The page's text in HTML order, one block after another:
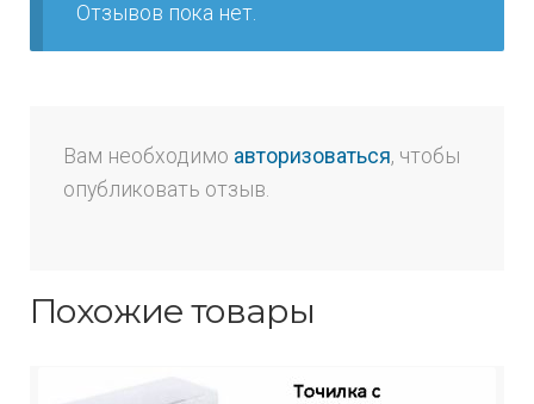
Отзывов пока нет.
Вам необходимо авторизоваться, чтобы
опубликовать отзыв.
Похожие товары